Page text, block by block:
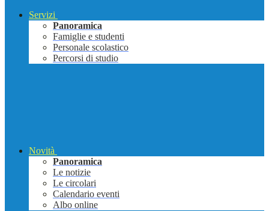
Servizi
Panoramica
Famiglie e studenti
Personale scolastico
Percorsi di studio
Novità
Panoramica
Le notizie
Le circolari
Calendario eventi
Albo online